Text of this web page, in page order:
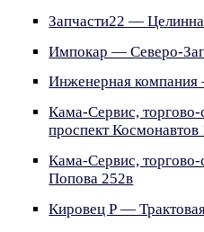
Запчасти22 —
Импокар — Северо-
Инженерная
Кама-Сервис,
проспект Космонавтов
Кама-Сервис,
Попова 252в
Кировец Р —